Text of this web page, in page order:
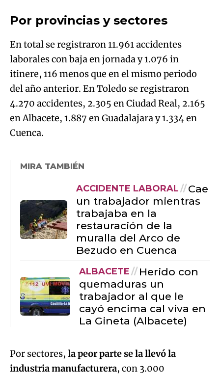
Por provincias y sectores
En total se registraron 11.961 accidentes
laborales con baja en jornada y 1.076 in
itinere, 116 menos que en el mismo periodo
del año anterior. En Toledo se registraron
4.270 accidentes, 2.305 en Ciudad Real, 2.165
en Albacete, 1.887 en Guadalajara y 1.334 en
Cuenca.
MIRA TAMBIÉN
ACCIDENTE LABORAL
Cae
un trabajador mientras
trabajaba en la
restauración de la
muralla del Arco de
Bezudo en Cuenca
ALBACETE
Herido con
quemaduras un
trabajador al que le
cayó encima cal viva en
La Gineta (Albacete)
Por sectores, la peor parte se la llevó la
industria manufacturera, con 3.000